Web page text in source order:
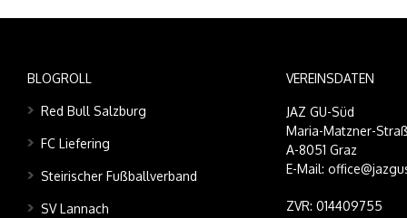
BLOGROLL
Red Bull Salzburg
FC Liefering
Steirischer Fußballverband
SV Lannach
VEREINSDATEN
JAZ GU-Süd
Maria-Matzner-
A-8051 Graz
E-Mail:
ZVR: 014409755